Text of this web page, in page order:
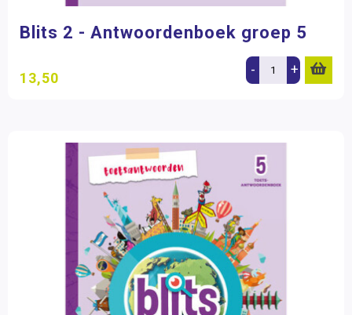
Blits 2 - Antwoordenboek groep 5
13,50 - +